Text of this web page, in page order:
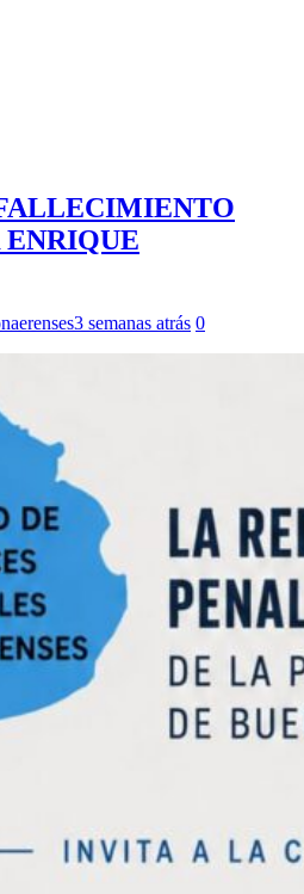
ENRIQUE
3 semanas atrás 0